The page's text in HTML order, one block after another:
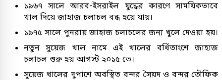
১৯৬৭ সালে আরব-ইসরাইল যুদ্ধের কারণে সাময়িকভাবে
খাল দিয়ে জাহাজ চলাচল বন্ধ হয়ে যায়।
১৯৭৫ সালে পুনরায় জাহাজ চলাচলের জন্য খুলে দেওয়া হয়।
নতুন সুয়েজ খাল নামে এই খালের বর্ধিতাংশে জাহাজ
চলাচল শুরু হয় আগস্ট ২০১৫ তে।
সুয়েজ খালের দুপাশে অবস্থিত বন্দর সৈয়দ ও বন্দর তৌফিক